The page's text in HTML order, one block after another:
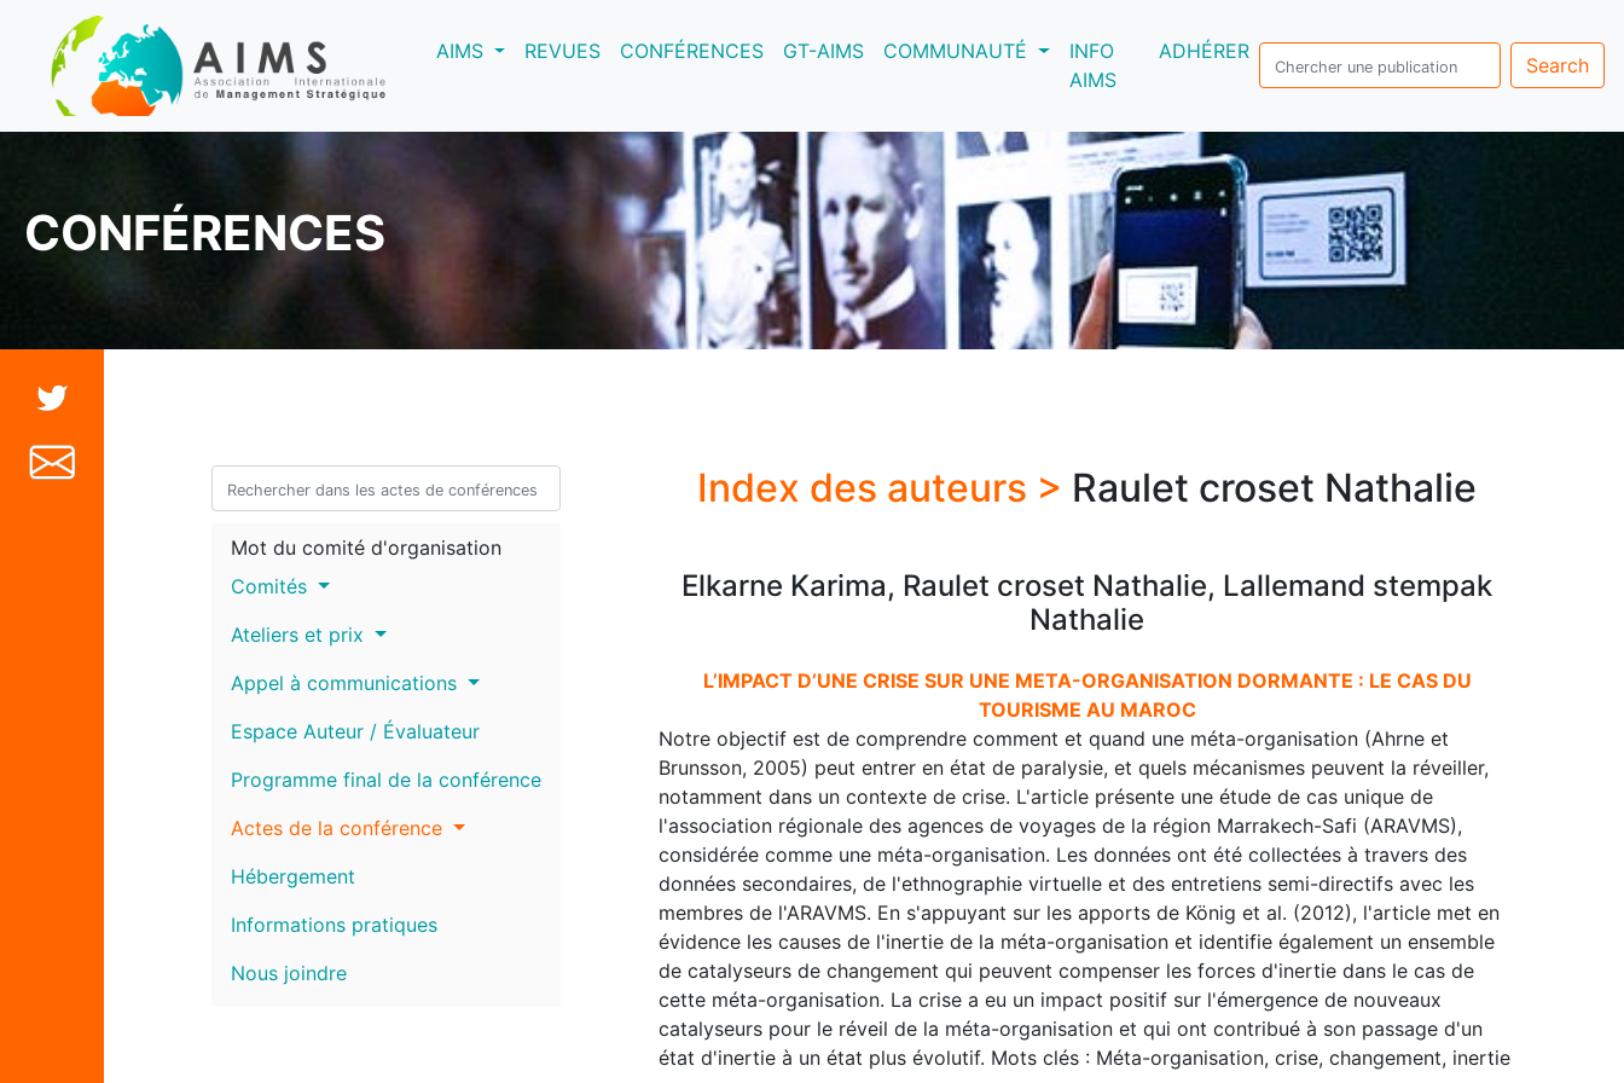
AIMS(current)REVUES CONFÉRENCES GT-AIMS COMMUNAUTÉ
INFO
AIMS
ADHÉRER
Search
CONFÉRENCES
Mot du comité d'organisation
Comités
Ateliers et prix
Appel à communications
Espace Auteur / Évaluateur
Programme final de la conférence
Actes de la conférence
Hébergement
Informations pratiques
Nous joindre
Index des auteurs > Raulet croset Nathalie
Elkarne Karima, Raulet croset Nathalie, Lallemand stempak
Nathalie
L’IMPACT D’UNE CRISE SUR UNE META-ORGANISATION DORMANTE : LE CAS DU
TOURISME AU MAROC
Notre objectif est de comprendre comment et quand une méta-organisation (Ahrne et
Brunsson, 2005) peut entrer en état de paralysie, et quels mécanismes peuvent la réveiller,
notamment dans un contexte de crise. L'article présente une étude de cas unique de
l'association régionale des agences de voyages de la région Marrakech-Safi (ARAVMS),
considérée comme une méta-organisation. Les données ont été collectées à travers des
données secondaires, de l'ethnographie virtuelle et des entretiens semi-directifs avec les
membres de l'ARAVMS. En s'appuyant sur les apports de König et al. (2012), l'article met en
évidence les causes de l'inertie de la méta-organisation et identifie également un ensemble
de catalyseurs de changement qui peuvent compenser les forces d'inertie dans le cas de
cette méta-organisation. La crise a eu un impact positif sur l'émergence de nouveaux
catalyseurs pour le réveil de la méta-organisation et qui ont contribué à son passage d'un
état d'inertie à un état plus évolutif. Mots clés : Méta-organisation, crise, changement, inertie